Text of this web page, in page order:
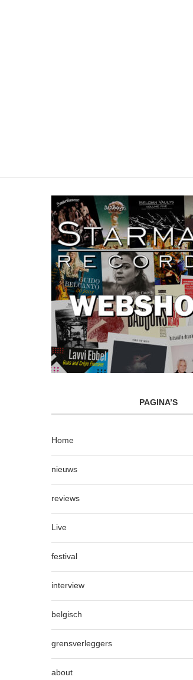
PAGINA’S
Home
nieuws
reviews
Live
festival
interview
belgisch
grensverleggers
about